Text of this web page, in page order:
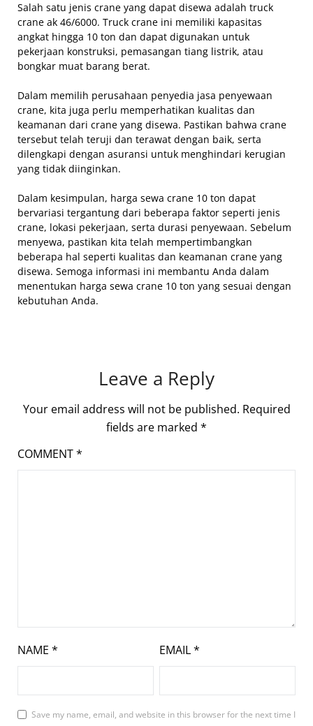
Salah satu jenis crane yang dapat disewa adalah truck
crane ak 46/6000. Truck crane ini memiliki kapasitas
angkat hingga 10 ton dan dapat digunakan untuk
pekerjaan konstruksi, pemasangan tiang listrik, atau
bongkar muat barang berat.
Dalam memilih perusahaan penyedia jasa penyewaan
crane, kita juga perlu memperhatikan kualitas dan
keamanan dari crane yang disewa. Pastikan bahwa crane
tersebut telah teruji dan terawat dengan baik, serta
dilengkapi dengan asuransi untuk menghindari kerugian
yang tidak diinginkan.
Dalam kesimpulan, harga sewa crane 10 ton dapat
bervariasi tergantung dari beberapa faktor seperti jenis
crane, lokasi pekerjaan, serta durasi penyewaan. Sebelum
menyewa, pastikan kita telah mempertimbangkan
beberapa hal seperti kualitas dan keamanan crane yang
disewa. Semoga informasi ini membantu Anda dalam
menentukan harga sewa crane 10 ton yang sesuai dengan
kebutuhan Anda.
Leave a Reply
Your email address will not be published. Required
fields are marked *
COMMENT*
NAME * EMAIL*
Save my name, email, and website in this browser for the next time I